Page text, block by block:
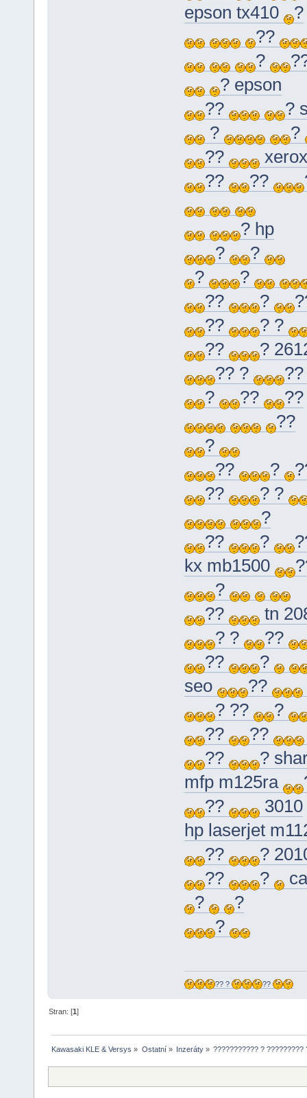
epson tx410
?
??
?
? epson
??
?
?
?
??
??
??
? hp
?
?
?
?
??
?
??
? ?
??
?
?? ?
?
??
??
??
?
??
?
??
? ?
?
??
?
kx mb1500
?
??
tn
? ?
??
??
?
seo
??
? ??
?
??
??
??
?
mfp m125ra
??
3010
hp laserjet
??
?
??
?
?
?
?
?? ? ??
Stran: [1]
Kawasaki KLE & Versys » Ostatní» Inzeráty» ??????????? ? ?????????